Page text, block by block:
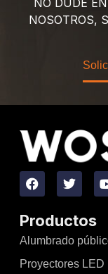
NO DUDE
NOSOTROS,
Productos
Alumbrado
Proyectores LED